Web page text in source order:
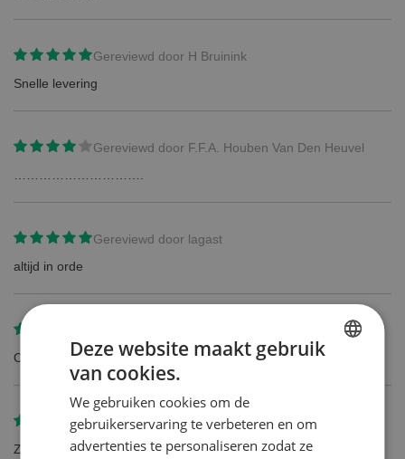
Gereviewd door H Bruinink
Snelle levering
Gereviewd door F.F.A. Houben Van Den Heuvel
Gereviewd door lagast
altijd in orde
Origineel produkt
Gereviewd door Lieselotte Stapper
Zeer voordelig en snelle levering
Deze website maakt gebruik
van cookies.
We gebruiken cookies om de
gebruikerservaring te verbeteren en om
advertenties te personaliseren zodat ze